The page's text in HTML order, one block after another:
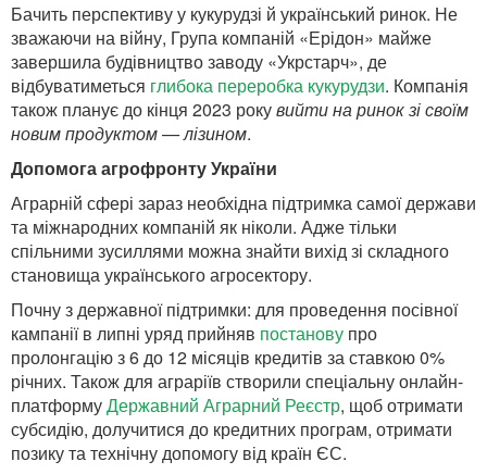
Бачить перспективу у кукурудзі й український ринок. Не
зважаючи на війну, Група компаній «Ерідон» майже
завершила будівництво заводу «Укрстарч», де
відбуватиметься глибока переробка кукурудзи. Компанія
також планує до кінця 2023 рокувийти на ринок зі своїм
новим продуктом — лізином.
Допомога агрофронту України
Аграрній сфері зараз необхідна підтримка самої держави
та міжнародних компаній як ніколи. Адже тільки
спільними зусиллями можна знайти вихід зі складного
становища українського агросектору.
Почну з державної підтримки: для проведення посівної
кампанії в липні уряд прийняв постанову про
пролонгацію з 6 до 12 місяців кредитів за ставкою 0%
річних. Також для аграріїв створили спеціальну онлайн-
платформуДержавний Аграрний Реєстр, щоб отримати
субсидію, долучитися до кредитних програм, отримати
позику та технічну допомогу від країн ЄС.